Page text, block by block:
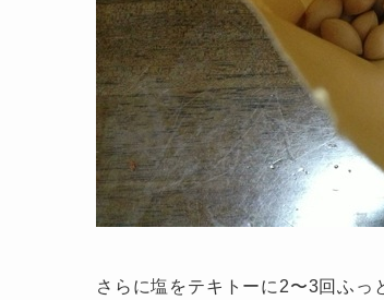
さらに塩をテキトーに2〜3回ふっ